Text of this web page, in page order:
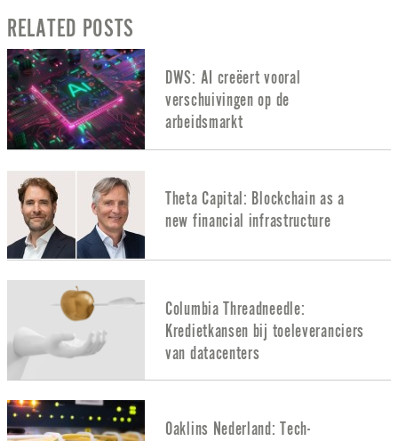
RELATED POSTS
DWS: AI creëert vooral
verschuivingen op de
arbeidsmarkt
Theta Capital: Blockchain as a
new financial infrastructure
Columbia Threadneedle:
Kredietkansen bij toeleveranciers
van datacenters
Oaklins Nederland: Tech-